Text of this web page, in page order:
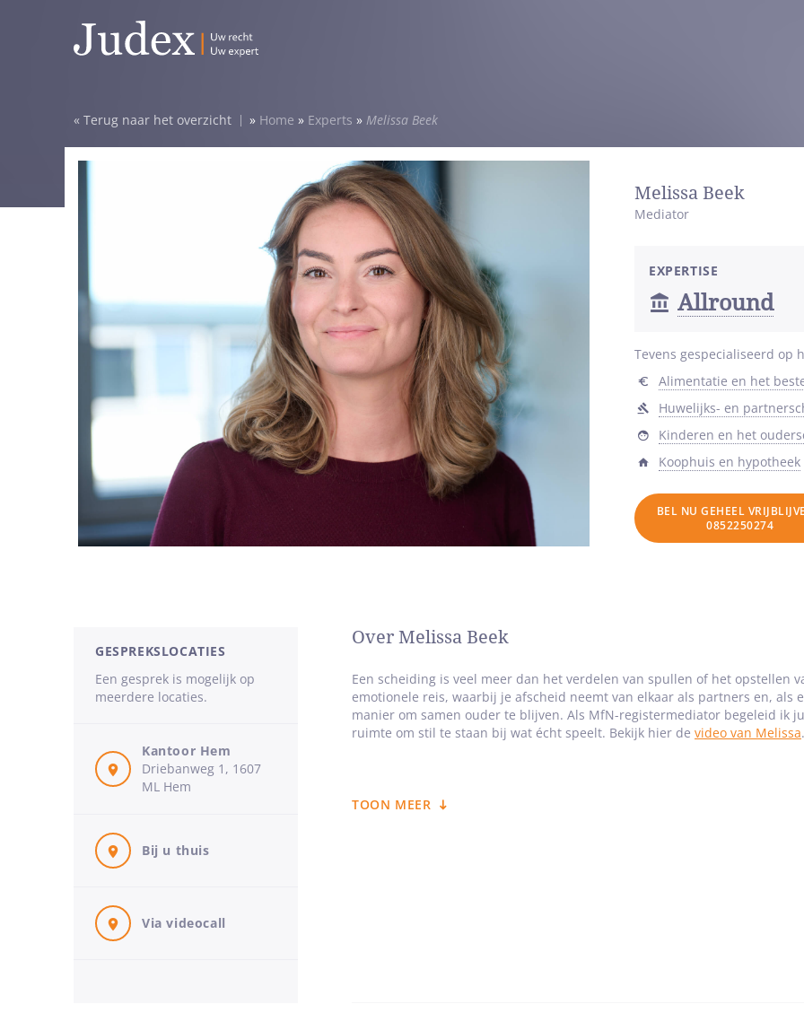
Terug naar het overzicht » Home » Experts » Melissa Beek
Melissa Beek
Mediator
EXPERTISE
Allround
Tevens gespecialiseerd op
Alimentatie en het
Huwelijks- en
Kinderen en het
Koophuis en hypotheek
BEL NU GEHEEL
0852250274
Over Melissa Beek
Een scheiding is veel meer dan het verdelen van spullen of het opstellen
emotionele reis, waarbij je afscheid neemt van elkaar als partners en, als
manier om samen ouder te blijven. Als MfN-registermediator begeleid ik
ruimte om stil te staan bij wat écht speelt. Bekijk hier de video van Melissa.
onderliggende emoties. Door bewust te vertragen, ontstaat er
vertrekpunt om werkbare afspraken te maken. Niet alleen op papier,
TOON MEER
GESPREKSLOCATIES
Een gesprek is mogelijk op
meerdere locaties.
Kantoor Hem
Driebanweg 1, 1607
ML Hem
Bij u thuis
Via videocall